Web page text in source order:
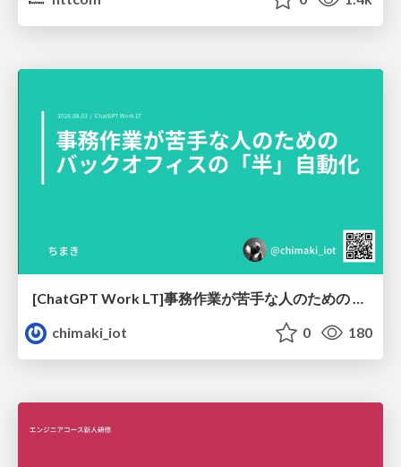
[ChatGPT Work LT]事務作業が苦手な人のための バックオフィスの「半」自動化
chimaki_iot
0 180